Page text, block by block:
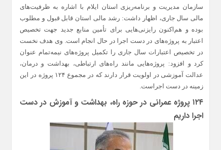
سازمان مدیریت و برنامه‌ریزی استان ایلام با اشاره به ظرفیت‌های
مالی سال جاری، اظهار داشت: رشد مالی استان قابل قبول و مطلوب
بوده و هم‌اکنون رایزنی‌هایی برای تأمین منابع جدید جهت تخصیص
اعتبار به پروژه‌های در دست اجرا در حال انجام است. وی هدف نخست
در تخصیص اعتبارات سال جاری را تکمیل پروژه‌های نیمه‌تمام عنوان
کرد و افزود: پروژه‌هایی مانند راه‌های ارتباطی، بهداشت و درمان،
عدالت آموزشی در اولویت قرار دارند که در مجموع ۱۲۴ پروژه در این
زمینه در دست اجراست.
۱۲۴ پروژه عمرانی در حوزه راه، بهداشت و آموزش در دست
اجرا داریم